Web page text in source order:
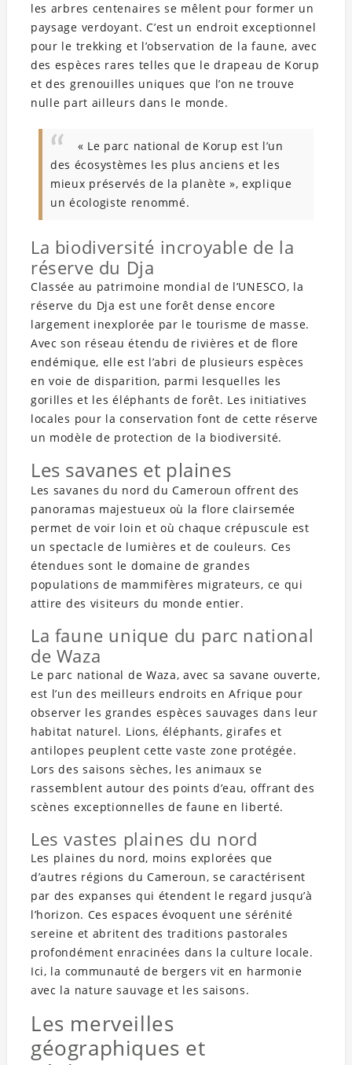
les arbres centenaires se mêlent pour former un
paysage verdoyant. C’est un endroit exceptionnel
pour le trekking et l’observation de la faune, avec
des espèces rares telles que le drapeau de Korup
et des grenouilles uniques que l’on ne trouve
nulle part ailleurs dans le monde.
« Le parc national de Korup est l’un
des écosystèmes les plus anciens et les
mieux préservés de la planète », explique
un écologiste renommé.
La biodiversité incroyable de la
réserve du Dja
Classée au patrimoine mondial de l’UNESCO, la
réserve du Dja est une forêt dense encore
largement inexplorée par le tourisme de masse.
Avec son réseau étendu de rivières et de flore
endémique, elle est l’abri de plusieurs espèces
en voie de disparition, parmi lesquelles les
gorilles et les éléphants de forêt. Les initiatives
locales pour la conservation font de cette réserve
un modèle de protection de la biodiversité.
Les savanes et plaines
Les savanes du nord du Cameroun offrent des
panoramas majestueux où la flore clairsemée
permet de voir loin et où chaque crépuscule est
un spectacle de lumières et de couleurs. Ces
étendues sont le domaine de grandes
populations de mammifères migrateurs, ce qui
attire des visiteurs du monde entier.
La faune unique du parc national
de Waza
Le parc national de Waza, avec sa savane ouverte,
est l’un des meilleurs endroits en Afrique pour
observer les grandes espèces sauvages dans leur
habitat naturel. Lions, éléphants, girafes et
antilopes peuplent cette vaste zone protégée.
Lors des saisons sèches, les animaux se
rassemblent autour des points d’eau, offrant des
scènes exceptionnelles de faune en liberté.
Les vastes plaines du nord
Les plaines du nord, moins explorées que
d’autres régions du Cameroun, se caractérisent
par des expanses qui étendent le regard jusqu’à
l’horizon. Ces espaces évoquent une sérénité
sereine et abritent des traditions pastorales
profondément enracinées dans la culture locale.
Ici, la communauté de bergers vit en harmonie
avec la nature sauvage et les saisons.
Les merveilles
géographiques et